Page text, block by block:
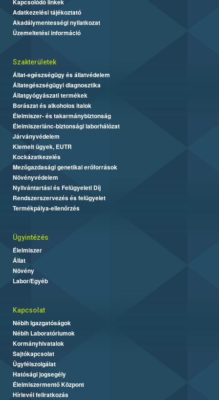
Kapcsolódó linkek
Adatkezelési tájékoztató
Akadálymentességi nyilatkozat
Üzemeltetési információ
Szakterületek
Állat-egészségügy és állatvédelem
Állategészségügyi diagnosztika
Állatgyógyászati termékek
Borászat és alkoholos italok
Élelmiszer- és takarmánybiztonság
Élelmiszerlánc-biztonsági laborhálózat
Járványvédelem
Kiemelt ügyek, EUTR
Kockázatkezelés
Mezőgazdasági genetikai erőforrások
Növényvédelem
Nyilvántartási és Felügyeleti Díj
Rendszerszervezés és felügyelet
Termékpálya-ellenőrzés
Ügyintézés
Élelmiszer
Állat
Növény
Labor/Egyéb
Kapcsolat
Nébih Igazgatóságok
Nébih Laboratóriumok
Kormányhivatalok
Sajtókapcsolat
Ügyfélszolgálat
Hatósági jogsegély
Élelmiszermentő Központ
Hírlevél feliratkozás